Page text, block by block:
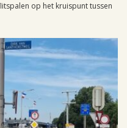
op het kruispunt tussen